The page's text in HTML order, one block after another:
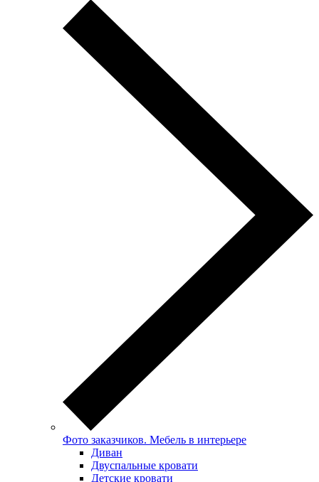
Фото заказчиков. Мебель в интерьере
Диван
Двуспальные кровати
Детские кровати